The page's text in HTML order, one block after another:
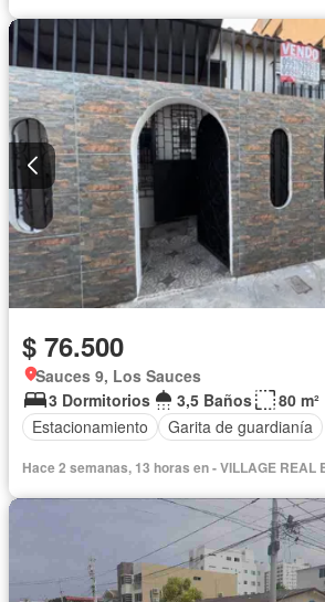
$ 76.500
Sauces 9, Los Sauces
3 Dormitorios
3,5 Baños
80 m²
Estacionamiento
Garita de guardianía
Hace 2 semanas, 13 horas en - VILLAGE REAL